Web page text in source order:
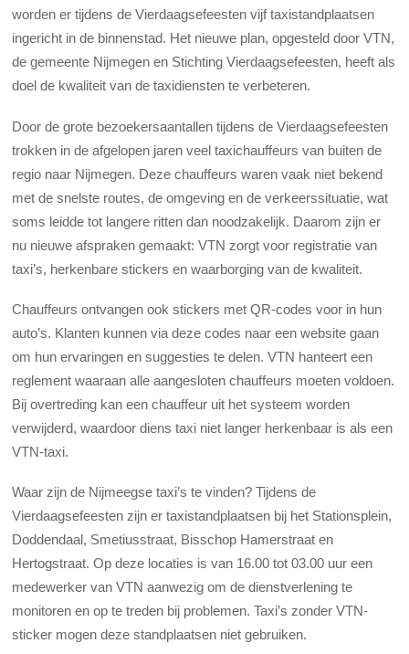
worden er tijdens de Vierdaagsefeesten vijf taxistandplaatsen
ingericht in de binnenstad. Het nieuwe plan, opgesteld door VTN,
de gemeente Nijmegen en Stichting Vierdaagsefeesten, heeft als
doel de kwaliteit van de taxidiensten te verbeteren.
Door de grote bezoekersaantallen tijdens de Vierdaagsefeesten
trokken in de afgelopen jaren veel taxichauffeurs van buiten de
regio naar Nijmegen. Deze chauffeurs waren vaak niet bekend
met de snelste routes, de omgeving en de verkeerssituatie, wat
soms leidde tot langere ritten dan noodzakelijk. Daarom zijn er
nu nieuwe afspraken gemaakt: VTN zorgt voor registratie van
taxi’s, herkenbare stickers en waarborging van de kwaliteit.
Chauffeurs ontvangen ook stickers met QR-codes voor in hun
auto’s. Klanten kunnen via deze codes naar een website gaan
om hun ervaringen en suggesties te delen. VTN hanteert een
reglement waaraan alle aangesloten chauffeurs moeten voldoen.
Bij overtreding kan een chauffeur uit het systeem worden
verwijderd, waardoor diens taxi niet langer herkenbaar is als een
VTN-taxi.
Waar zijn de Nijmeegse taxi’s te vinden? Tijdens de
Vierdaagsefeesten zijn er taxistandplaatsen bij het Stationsplein,
Doddendaal, Smetiusstraat, Bisschop Hamerstraat en
Hertogstraat. Op deze locaties is van 16.00 tot 03.00 uur een
medewerker van VTN aanwezig om de dienstverlening te
monitoren en op te treden bij problemen. Taxi’s zonder VTN-
sticker mogen deze standplaatsen niet gebruiken.